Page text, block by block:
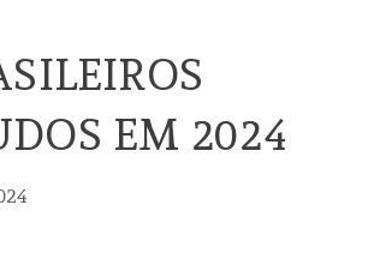
EM 2024